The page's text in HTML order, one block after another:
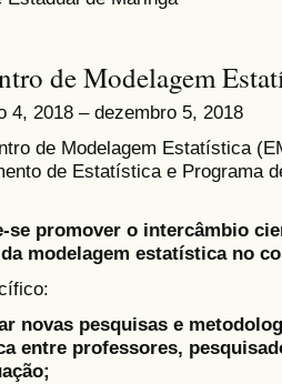
de Modelagem
4, 2018 – dezembro 5, 2018
de Modelagem Estatística
de Estatística e Programa
se promover o intercâmbio
modelagem estatística no
novas pesquisas e
entre professores,